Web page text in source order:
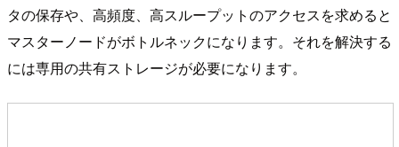
タの保存や、高頻度、高スループットのアクセスを求めると
マスターノードがボトルネックになります。それを解決する
には専用の共有ストレージが必要になります。